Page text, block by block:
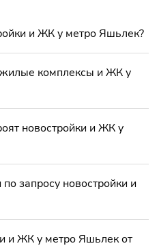
и ЖК у метро Яшьлек?
комплексы и ЖК у
новостройки и ЖК у
запросу новостройки и
и ЖК у метро Яшьлек от